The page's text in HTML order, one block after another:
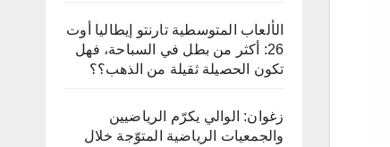
الألعاب المتوسطية تارنتو إيطاليا أوت
26: أكثر من بطل في السباحة، فهل
تكون الحصيلة ثقيلة من الذهب؟؟
زغوان: الوالي يكرّم الرياضيين
والجمعيات الرياضية المتوّجة خلال